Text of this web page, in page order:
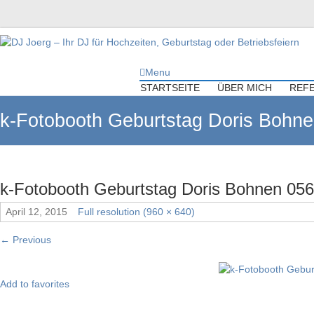
Geburtstag oder Betriebsfeiern
Firmenfeier.
Menu
STARTSEITE
ÜBER MICH
k-Fotobooth Geburtstag Doris
k-Fotobooth Geburtstag Doris Bohnen
April 12, 2015 Full resolution (960 × 640)
← Previous
Add to favorites